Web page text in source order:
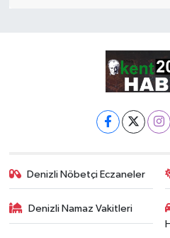
Denizli Nöbetçi Eczaneler
Denizli Namaz Vakitleri